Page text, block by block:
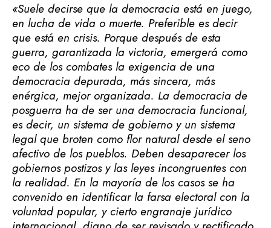
«Suele decirse que la democracia está en juego,
en lucha de vida o muerte. Preferible es decir
que está en crisis. Porque después de esta
guerra, garantizada la victoria, emergerá como
eco de los combates la exigencia de una
democracia depurada, más sincera, más
enérgica, mejor organizada. La democracia de
posguerra ha de ser una democracia funcional,
es decir, un sistema de gobierno y un sistema
legal que broten como flor natural desde el seno
afectivo de los pueblos. Deben desaparecer los
gobiernos postizos y las leyes incongruentes con
la realidad. En la mayoría de los casos se ha
convenido en identificar la farsa electoral con la
voluntad popular, y cierto engranaje jurídico